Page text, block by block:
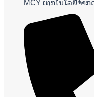
MCY ເທັກໂນໂລຢີຈໍາກັ